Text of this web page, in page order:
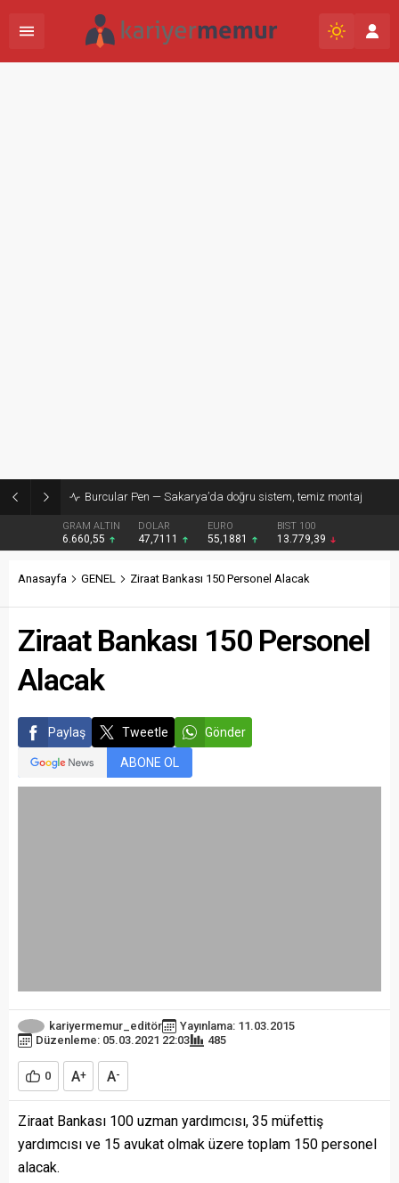
Burcular Pen — Sakarya’da doğru sistem, temiz montaj
GRAM ALTIN
6.660,55
DOLAR
47,7111
EURO
55,1881
BIST 100
13.779,39
Anasayfa GENEL Ziraat Bankası 150 Personel Alacak
Ziraat Bankası 150 Personel
Alacak
Paylaş Tweetle Gönder
ABONE OL
kariyermemur_editör
Yayınlama: 11.03.2015
Düzenleme: 05.03.2021 22:03
485
0 A+ A-
Ziraat Bankası 100 uzman yardımcısı, 35 müfettiş
yardımcısı ve 15 avukat olmak üzere toplam 150 personel
alacak.